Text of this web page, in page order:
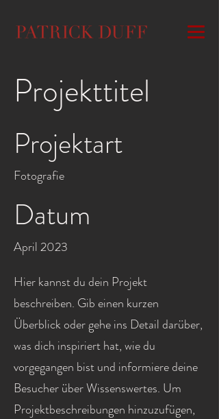
Projekttitel
Projektart
Fotografie
Datum
April 2023
Hier kannst du dein Projekt
beschreiben. Gib einen kurzen
Überblick oder gehe ins Detail darüber,
was dich inspiriert hat, wie du
vorgegangen bist und informiere deine
Besucher über Wissenswertes. Um
Projektbeschreibungen hinzuzufügen,